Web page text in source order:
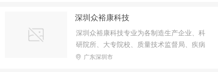
深圳众裕康科技
深圳众裕康科技专业为各制造生产企业、科
研院所、大专院校、质量技术监督局、疾病
预防控制中心、卫生监督所、出入境检验检
广东深圳市